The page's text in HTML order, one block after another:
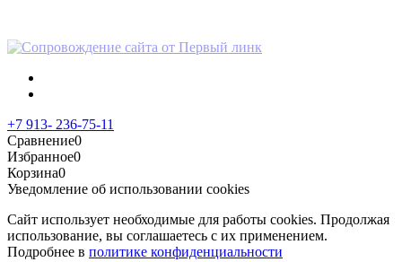
+7 913- 236-75-11
Сравнение0
Избранное0
Корзина0
Уведомление об использовании cookies
Сайт использует необходимые для работы cookies. Продолжая
использование, вы соглашаетесь с их применением.
Подробнее в политике конфиденциальности